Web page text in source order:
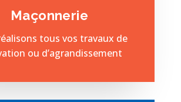
Maçonnerie
tous vos travaux de
ou d’agrandissement